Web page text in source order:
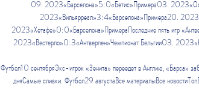
09. 2023«Барселона»5:0«Бетис»Примера03.
2023«Вильярреал»3:4«Барселона»Примера20.
2023«Хетафе»0:0«Барселона»ПримераПоследние пять игр
2023«Вестерло»0:3«Антверпен»Чемпионат Бельгии03.
Футбол10 сентябряЭкс-игрок «Зенита» переедет в Англию, «Барса»
дняСамые сливки. Футбол29 августаВсе материалыВсе